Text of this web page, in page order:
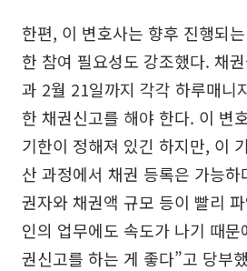
한편, 이 변호사는 향후 진행되
한 참여 필요성도 강조했다. 채
과 2월 21일까지 각각 하루매니
한 채권신고를 해야 한다. 이 변
기한이 정해져 있긴 하지만, 이
산 과정에서 채권 등록은 가능하
권자와 채권액 규모 등이 빨리
인의 업무에도 속도가 나기 때
권신고를 하는 게 좋다”고 당부